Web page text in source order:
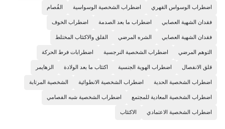
اضطراب الوسواس القهري اضطراب الشخصية الوسواسية الفُصام
فقدان الشهية العصابي اضطراب ما بعد الصدمة اضطراب الخوف
فقدان الشهية العصابي الشره المرضي القلق والاكتئاب المختلط
التوهم المرضي اضطراب الشخصية النرجسية اضطرابات فرط الحركة
قلق الانفصال اضطراب الهوية الجنسية اكتئاب ما بعد الولادة الزهايمر
اضطراب الشخصية الحدية اضطراب الشخصية الانطوائية الشخصية المرتابة
اضطراب الشخصية المعادية للمجتمع اضطراب الشخصية شبه الفصامي
اضطراب الشخصية الاعتمادي الاكتئاب